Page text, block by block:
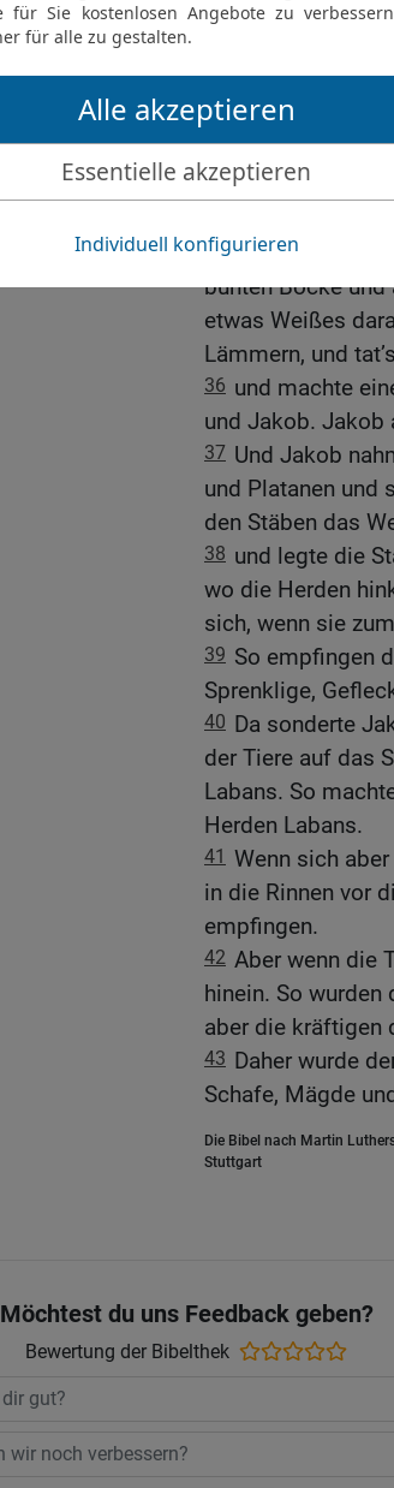
und die bunten
gefleckt sein
33 So wird meine
kommst wegen
unter den Ziegen
Lämmern, das
Da sprach
35 Und er
bunten Böcke
etwas Weißes
Lämmern, und
36 und machte
und Jakob. Jakob
37 Und Jakob
und Platanen und
den Stäben das
38 und legte die
wo die Herden
sich, wenn sie
39 So empfingen
Sprenklige,
40 Da sonderte
der Tiere auf das
Labans. So
Herden Labans.
41 Wenn sich
in die Rinnen vor
empfingen.
42 Aber wenn die
hinein. So wurden
aber die kräftigen
43 Daher wurde
Schafe, Mägde
Die Bibel nach Martin
Stuttgart
Möchtest du uns Feedback geben?
Bewertung der Bibelthek